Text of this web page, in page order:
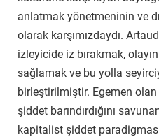
anlatmak yönetmeninin ve
olarak karşımızdaydı.
izleyicide iz bırakmak,
sağlamak ve bu yolla
birleştirilmiştir. Egemen
şiddet barındırdığını
kapitalist şiddet